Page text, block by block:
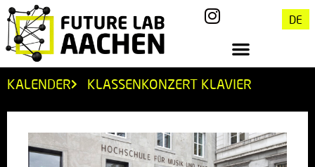
DE
KALENDER KLASSENKONZERT KLAVIER